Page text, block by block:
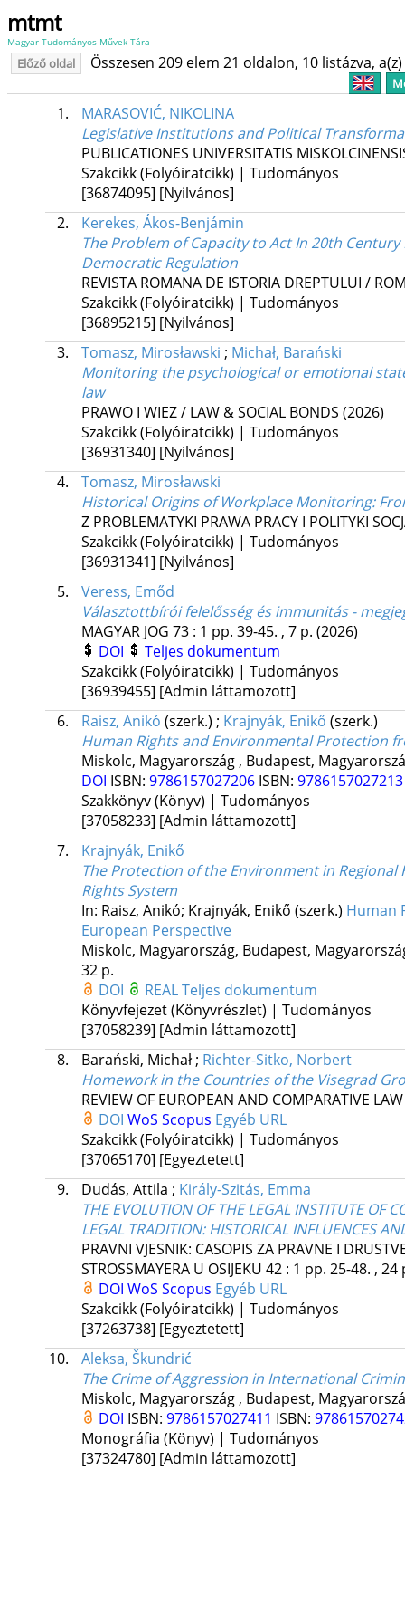
mtmt
Magyar Tudományos Művek Tára
Előző oldal Összesen 209 elem 21 oldalon, 10 listázva,
1.
MARASOVIĆ, NIKOLINA
Legislative Institutions and Political
PUBLICATIONES UNIVERSITATIS
Szakcikk (Folyóiratcikk) | Tudományos
[36874095] [Nyilvános]
2.
Kerekes, Ákos-Benjámin
The Problem of Capacity to Act In 20th
Democratic Regulation
REVISTA ROMANA DE ISTORIA DREPTULUI /
Szakcikk (Folyóiratcikk) | Tudományos
[36895215] [Nyilvános]
3.
Tomasz, Mirosławski ; Michał, Barański
Monitoring the psychological or emotional
law
PRAWO I WIEZ / LAW & SOCIAL BONDS (2026)
Szakcikk (Folyóiratcikk) | Tudományos
[36931340] [Nyilvános]
4.
Tomasz, Mirosławski
Historical Origins of Workplace Monitoring:
Z PROBLEMATYKI PRAWA PRACY I POLITYKI
Szakcikk (Folyóiratcikk) | Tudományos
[36931341] [Nyilvános]
5.
Veress, Emőd
Választottbírói felelősség és immunitás -
MAGYAR JOG 73: 1 pp. 39-45. , 7 p. (2026)
DOI
Teljes dokumentum
Szakcikk (Folyóiratcikk) | Tudományos
[36939455] [Admin láttamozott]
6.
Raisz, Anikó (szerk.) ; Krajnyák, Enikő (szerk.)
Human Rights and Environmental Protection
Miskolc, Magyarország , Budapest,
DOI ISBN: 9786157027206 ISBN:
Szakkönyv (Könyv) | Tudományos
[37058233] [Admin láttamozott]
7.
Krajnyák, Enikő
The Protection of the Environment in Regional
Rights System
In: Raisz, Anikó; Krajnyák, Enikő (szerk.) Human
European Perspective
Miskolc, Magyarország, Budapest,
32 p.
DOI
REALTeljes dokumentum
Könyvfejezet (Könyvrészlet) | Tudományos
[37058239] [Admin láttamozott]
8.
Barański, Michał; Richter-Sitko, Norbert
Homework in the Countries of the Visegrad
REVIEW OF EUROPEAN AND COMPARATIVE LAW
DOI WoS Scopus Egyéb URL
Szakcikk (Folyóiratcikk) | Tudományos
[37065170] [Egyeztetett]
9.
Dudás, Attila ; Király-Szitás, Emma
THE EVOLUTION OF THE LEGAL INSTITUTE OF
LEGAL TRADITION: HISTORICAL INFLUENCES
PRAVNI VJESNIK: CASOPIS ZA PRAVNE I
STROSSMAYERA U OSIJEKU 42: 1 pp. 25-48. , 24
DOI WoS Scopus Egyéb URL
Szakcikk (Folyóiratcikk) | Tudományos
[37263738] [Egyeztetett]
10.
Aleksa, Škundrić
The Crime of Aggression in International
Miskolc, Magyarország , Budapest,
DOI ISBN: 9786157027411 ISBN:
Monográfia (Könyv) | Tudományos
[37324780] [Admin láttamozott]